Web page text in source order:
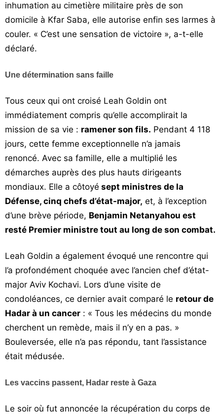
inhumation au cimetière militaire près de son
domicile à Kfar Saba, elle autorise enfin ses larmes à
couler. « C’est une sensation de victoire », a-t-elle
déclaré.
Une détermination sans faille
Tous ceux qui ont croisé Leah Goldin ont
immédiatement compris qu’elle accomplirait la
mission de sa vie : ramener son fils. Pendant 4 118
jours, cette femme exceptionnelle n’a jamais
renoncé. Avec sa famille, elle a multiplié les
démarches auprès des plus hauts dirigeants
mondiaux. Elle a côtoyé sept ministres de la
Défense, cinq chefs d’état-major, et, à l’exception
d’une brève période, Benjamin Netanyahou est
resté Premier ministre tout au long de son combat.
Leah Goldin a également évoqué une rencontre qui
l’a profondément choquée avec l’ancien chef d’état-
major Aviv Kochavi. Lors d’une visite de
condoléances, ce dernier avait comparé le retour de
Hadar à un cancer : « Tous les médecins du monde
cherchent un remède, mais il n’y en a pas. »
Bouleversée, elle n’a pas répondu, tant l’assistance
était médusée.
Les vaccins passent, Hadar reste à Gaza
Le soir où fut annoncée la récupération du corps de